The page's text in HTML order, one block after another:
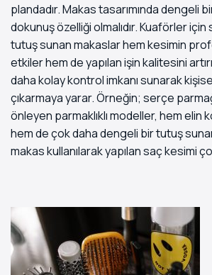
plandadır. Makas tasarımında dengeli
dokunuş özelliği olmalıdır. Kuaförler için
tutuş sunan makaslar hem kesimin
etkiler hem de yapılan işin kalitesini
daha kolay kontrol imkanı sunarak
çıkarmaya yarar. Örneğin; serçe
önleyen parmaklıklı modeller, hem elin
hem de çok daha dengeli bir tutuş
makas kullanılarak yapılan saç kesimi